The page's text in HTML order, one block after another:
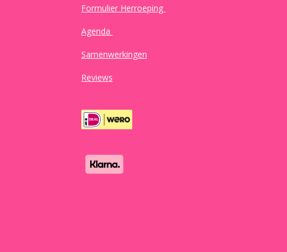
Formulier Herroeping
Agenda
Samenwerkingen
Reviews